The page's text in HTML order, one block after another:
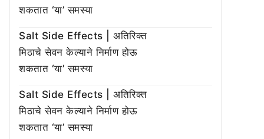
शकतात ‘या’ समस्या
Salt Side Effects | अतिरिक्त
मिठाचे सेवन केल्याने निर्माण होऊ
शकतात ‘या’ समस्या
Salt Side Effects | अतिरिक्त
मिठाचे सेवन केल्याने निर्माण होऊ
शकतात ‘या’ समस्या